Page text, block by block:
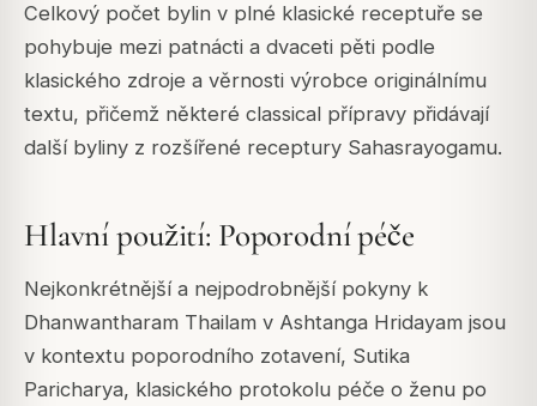
Celkový počet bylin v plné klasické receptuře se
pohybuje mezi patnácti a dvaceti pěti podle
klasického zdroje a věrnosti výrobce originálnímu
textu, přičemž některé classical přípravy přidávají
další byliny z rozšířené receptury Sahasrayogamu.
Hlavní použití: Poporodní péče
Nejkonkrétnější a nejpodrobnější pokyny k
Dhanwantharam Thailam v Ashtanga Hridayam jsou
v kontextu poporodního zotavení, Sutika
Paricharya, klasického protokolu péče o ženu po